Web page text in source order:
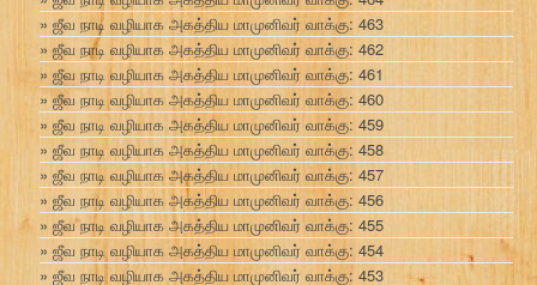
ஜீவ நாடி வழியாக அகத்திய மாமுனிவர் வாக்கு: 463
ஜீவ நாடி வழியாக அகத்திய மாமுனிவர் வாக்கு: 462
ஜீவ நாடி வழியாக அகத்திய மாமுனிவர் வாக்கு: 461
ஜீவ நாடி வழியாக அகத்திய மாமுனிவர் வாக்கு: 460
ஜீவ நாடி வழியாக அகத்திய மாமுனிவர் வாக்கு: 459
ஜீவ நாடி வழியாக அகத்திய மாமுனிவர் வாக்கு: 458
ஜீவ நாடி வழியாக அகத்திய மாமுனிவர் வாக்கு: 457
ஜீவ நாடி வழியாக அகத்திய மாமுனிவர் வாக்கு: 456
ஜீவ நாடி வழியாக அகத்திய மாமுனிவர் வாக்கு: 455
ஜீவ நாடி வழியாக அகத்திய மாமுனிவர் வாக்கு: 454
ஜீவ நாடி வழியாக அகத்திய மாமுனிவர் வாக்கு: 453